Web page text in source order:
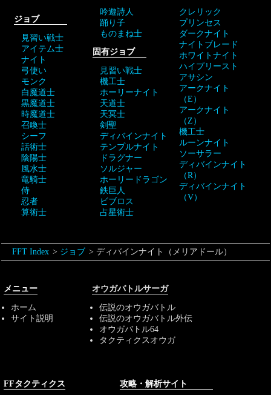
ジョブ
見習い戦士
アイテム士
ナイト
弓使い
モンク
白魔道士
黒魔道士
時魔道士
召喚士
シーフ
話術士
陰陽士
風水士
竜騎士
侍
忍者
算術士
吟遊詩人
踊り子
ものまね士
固有ジョブ
見習い戦士
機工士
ホーリーナイト
天道士
天冥士
剣聖
ディバインナイト
テンプルナイト
ドラグナー
ソルジャー
ホーリードラゴン
鉄巨人
ビブロス
占星術士
クレリック
プリンセス
ダークナイト
ナイトブレード
ホワイトナイト
ハイプリースト
アサシン
アークナイト
（E）
アークナイト
（Z）
機工士
ルーンナイト
ソーサラー
ディバインナイト
（R）
ディバインナイト
（V）
FFT Index ジョブ ディバインナイト（メリアドール）
メニュー
ホーム
サイト説明
オウガバトルサーガ
伝説のオウガバトル
伝説のオウガバトル外伝
オウガバトル64
タクティクスオウガ
FFタクティクス 攻略・解析サイト